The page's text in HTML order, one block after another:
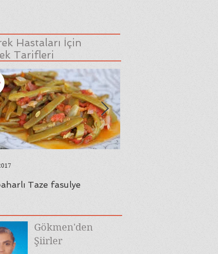
Hastaları İçin
Tarifleri
Taze fasulye
Gökmen'den
Şiirler